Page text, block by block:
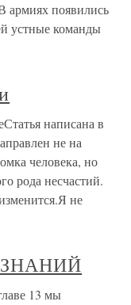
армиях появились
устные команды
написана в
не на
человека, но
рода несчастий.
не
13 мы